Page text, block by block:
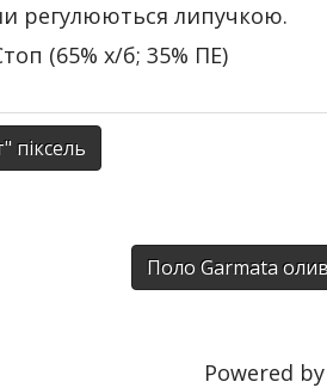
регулюються липучкою.
(65% х/б; 35% ПЕ)
піксель
Поло Garmata
Powered